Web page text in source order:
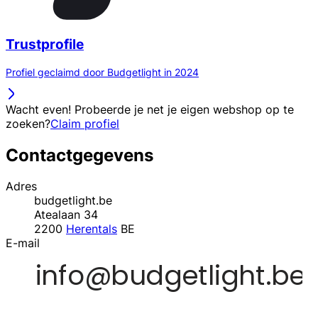
Trustprofile
Profiel geclaimd door Budgetlight in 2024
Wacht even! Probeerde je net je eigen webshop op te
zoeken?Claim profiel
Contactgegevens
Adres
budgetlight.be
Atealaan 34
2200 Herentals BE
E-mail